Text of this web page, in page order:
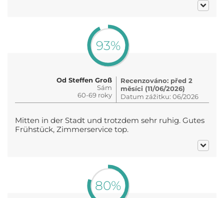
93%
Od Steffen Groß
Sám
60-69 roky
Recenzováno: před 2
měsíci (11/06/2026)
Datum zážitku: 06/2026
Mitten in der Stadt und trotzdem sehr ruhig. Gutes
Frühstück, Zimmerservice top.
80%